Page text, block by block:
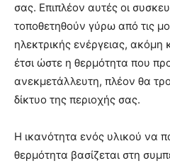
σας. Επιπλέον αυτές οι
τοποθετηθούν γύρω από τις
ηλεκτρικής ενέργειας, ακόμη
έτσι ώστε η θερμότητα που
ανεκμετάλλευτη, πλέον θα
δίκτυο της περιοχής σας.
Η ικανότητα ενός υλικού να
θερμότητα βασίζεται στη